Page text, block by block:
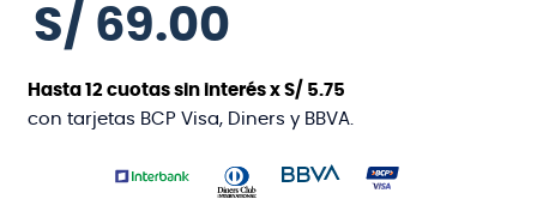
S/ 69.00
Hasta12 cuotas sin interés xS/ 5.75
con tarjetas BCP Visa, Diners y BBVA.